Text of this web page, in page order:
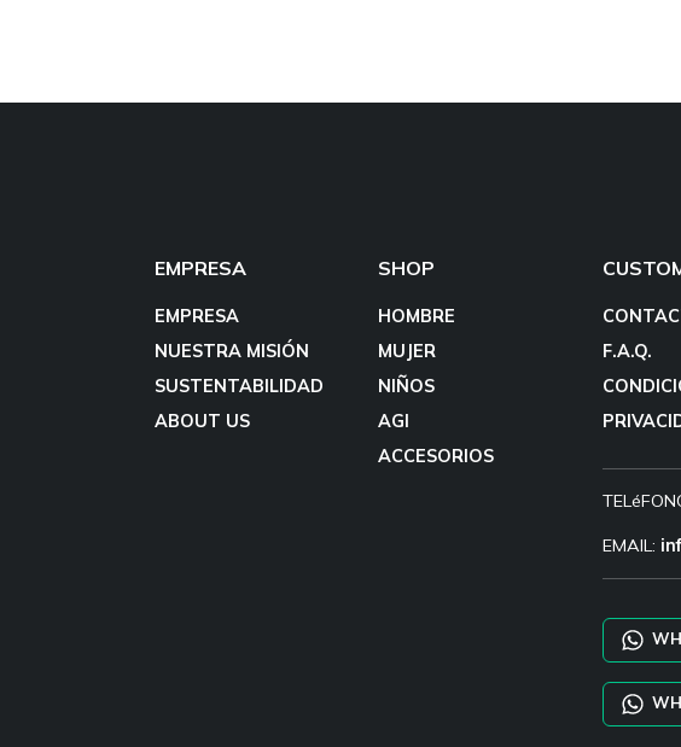
EMPRESA
EMPRESA
NUESTRA MISIÓN
SUSTENTABILIDAD
ABOUT US
SHOP
HOMBRE
MUJER
NIÑOS
AGI
ACCESORIOS
F.A.Q.
EMAIL: